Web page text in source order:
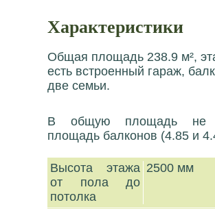
Характеристики
Общая площадь 238.9 м²,
есть встроенный гараж,
две семьи.
В общую площадь не
площадь балконов (4.85 и
Высота этажа
от пола до
потолка
2500 мм